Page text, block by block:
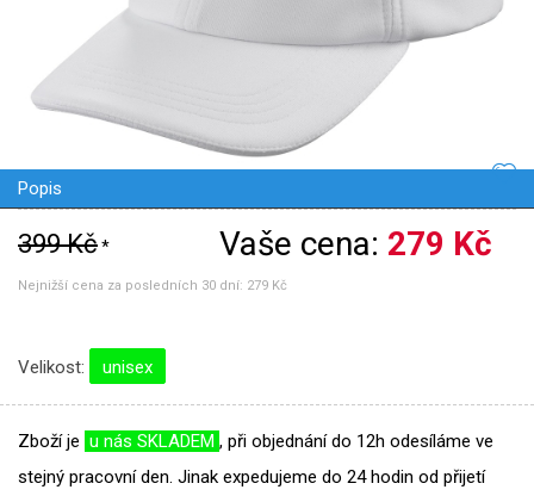
Popis
399 Kč* Vaše cena: 279 Kč
Nejnižší cena za posledních 30 dní: 279 Kč
Velikost: unisex
Zboží je u nás SKLADEM , při objednání do 12h odesíláme ve
stejný pracovní den. Jinak expedujeme do 24 hodin od přijetí